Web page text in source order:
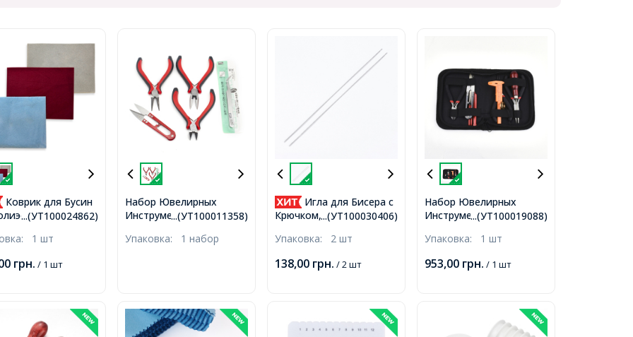
...(УТ100024862)
Коврик для Бусин
1 шт
грн. / 1 шт
...(УТ100011358)
Набор Ювелирных
Инструментов для
Круглогубцы,
(УТ100011358)
Упаковка: 1 набор
...(УТ100030406)
Игла для Бисера с
Крючком, Железо,
Упаковка: 2 шт
138,00 грн. / 2 шт
...(УТ100019088)
Набор Ювелирных
Инструментов для
Плоскогубцы,
Ножницы,
Упаковка: 1 шт
953,00 грн. / 1 шт